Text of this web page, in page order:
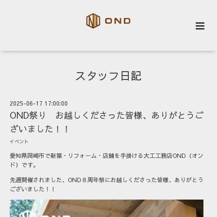
スタッフ日記
2025-06-17 17:00:00
OND祭り お越しくださった皆様、ありがとうご
ざいました！！
イベント
愛知県岡崎市で新築・リフォーム・店舗を手掛ける大工工務店OND（オン
ド）です。
先週開催されました、OND８周年祭にお越しくださった皆様、ありがとう
ございました！！